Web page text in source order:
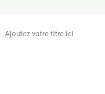
Ajoutez votre titre ici